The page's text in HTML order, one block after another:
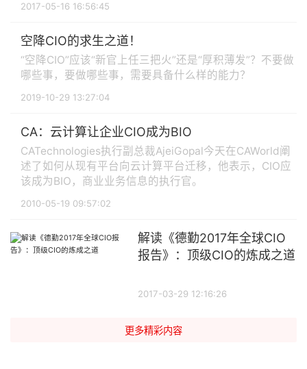
2017-05-16 16:56:45
空降CIO的求生之道！
“空降CIO”应该“新官上任三把火”还是“厚积薄发”？不要做
哪些事，要做哪些事，需要具备什么样的能力？
2019-10-29 13:27:04
CA：云计算让企业CIO成为BIO
CATechnologies执行副总裁AjeiGopal今天在CAWorld阐
述了如何从现有平台向云计算平台迁移，他表示，CIO应
该成为BIO，商业业务信息的执行官。
2010-05-19 09:57:02
解读《德勤2017年全球CIO
报告》：顶级CIO的炼成之道
2017-03-29 12:16:26
更多精彩内容